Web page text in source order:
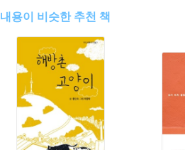
내용이 비슷한 추천 책